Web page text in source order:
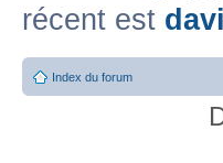
récent est
Index du forum